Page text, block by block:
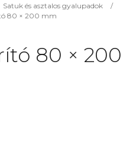
Satuk és asztalos gyalupadok
/
80 × 200 mm
80 × 200